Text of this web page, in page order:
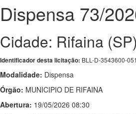
Dispensa 73/
Cidade: Rifaina (SP)
Identificador desta licitação: BLL-D-3543600-
Modalidade: Dispensa
Órgão: MUNICIPIO DE RIFAINA
Abertura: 19/05/2026 08:30